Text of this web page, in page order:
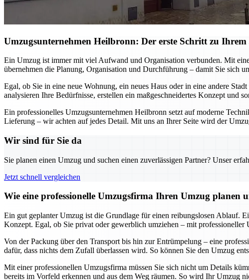
Umzugsunternehmen Heilbronn: Der erste Schritt zu Ihrem
Ein Umzug ist immer mit viel Aufwand und Organisation verbunden. Mit
übernehmen die Planung, Organisation und Durchführung – damit Sie sich
Egal, ob Sie in eine neue Wohnung, ein neues Haus oder in eine andere
analysieren Ihre Bedürfnisse, erstellen ein maßgeschneidertes Konzept und
Ein professionelles Umzugsunternehmen Heilbronn setzt auf moderne
Lieferung – wir achten auf jedes Detail. Mit uns an Ihrer Seite wird der
Wir sind für Sie da
Sie planen einen Umzug und suchen einen zuverlässigen Partner? Unser
Jetzt schnell vergleichen
Wie eine professionelle Umzugsfirma Ihren Umzug planen
Ein gut geplanter Umzug ist die Grundlage für einen reibungslosen Ablauf.
Konzept. Egal, ob Sie privat oder gewerblich umziehen – mit
Von der Packung über den Transport bis hin zur Entrümpelung – eine
dafür, dass nichts dem Zufall überlassen wird. So können Sie den Umzug
Mit einer professionellen Umzugsfirma müssen Sie sich nicht um Details
bereits im Vorfeld erkennen und aus dem Weg räumen. So wird Ihr Umzug